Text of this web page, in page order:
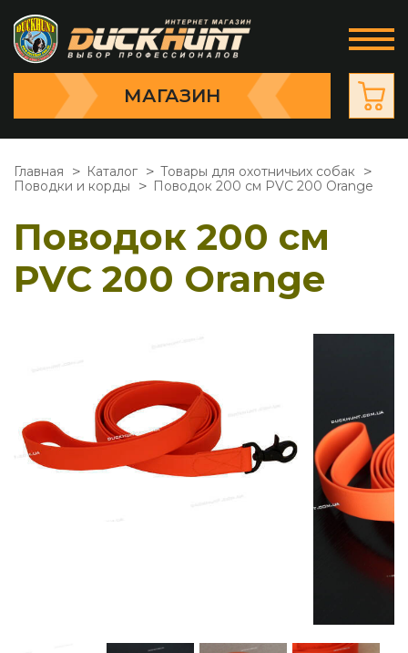
МАГАЗИН
Главная Каталог
Товары для охотничьих собак
Поводки и корды
Поводок 200 см PVC 200 Orange
Поводок 200 см
PVC 200 Orange